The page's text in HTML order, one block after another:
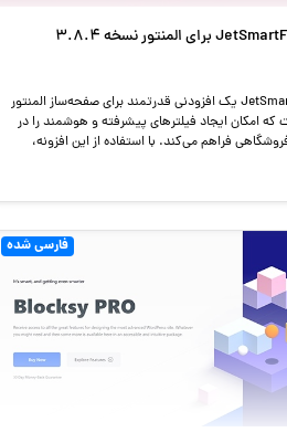
افزونه JetSmartFilters یک افزودنی قدرتمند برای صفحه‌ساز المنتور
امکان ایجاد فیلترهای پیشرفته و هوشمند را در
فراهم می‌کند. با استفاده از این افزونه،
فارسی شده